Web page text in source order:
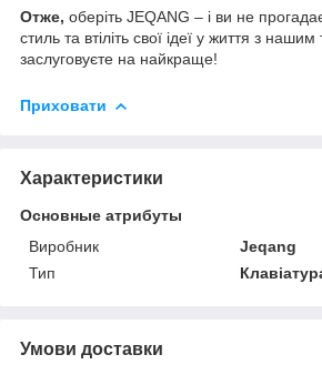
Отже, оберіть JEQANG – і ви не
стиль та втіліть свої ідеї у життя з
заслуговуєте на найкраще!
Приховати
Характеристики
Основные атрибуты
Виробник
Jeqang
Тип
Умови доставки